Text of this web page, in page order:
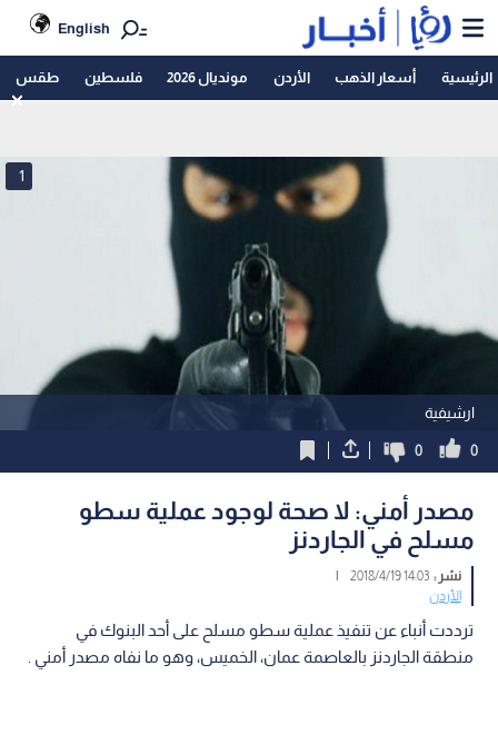
English
الرئيسية أسعار الذهب الأردن مونديال 2026 فلسطين طقس
ارشيفية
1
0
0
مصدر أمني: لا صحة لوجود عملية سطو
مسلح في الجاردنز
نشر :14:03 2018/4/19
|
الأردن
ترددت أنباء عن تنفيذ عملية سطو مسلح على أحد البنوك في
منطقة الجاردنز بالعاصمة عمان، الخميس، وهو ما نفاه مصدر أمني .